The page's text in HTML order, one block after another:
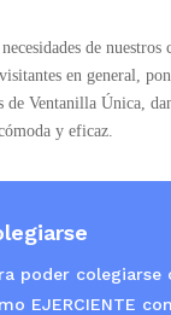
de nuestros
en general,
de Ventanilla Única,
y eficaz.
poder colegiarse
EJERCIENTE